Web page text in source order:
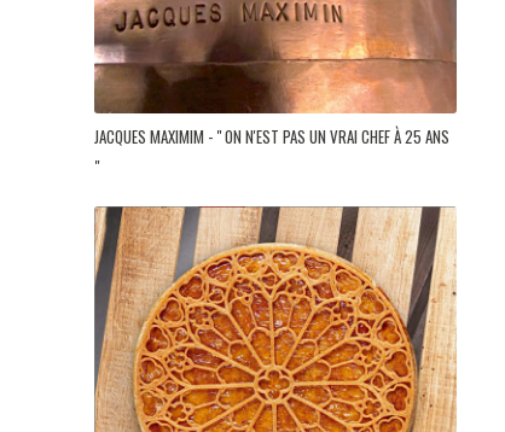
JACQUES MAXIMIM - " ON N'EST PAS UN VRAI CHEF À 25 ANS
"